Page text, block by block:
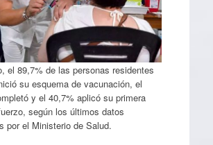
el 89,7% de las personas residentes
su esquema de vacunación, el
y el 40,7% aplicó su primera
según los últimos datos
por el Ministerio de Salud.